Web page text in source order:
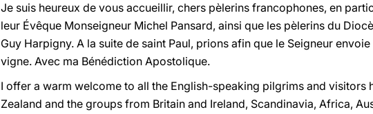
Je suis heureux de vous accueillir, chers pèlerins francophones, en
leur Évêque Monseigneur Michel Pansard, ainsi que les pèlerins du
Guy Harpigny. A la suite de saint Paul, prions afin que le Seigneur
vigne. Avec ma Bénédiction Apostolique.
I offer a warm welcome to all the English-speaking pilgrims and
Zealand and the groups from Britain and Ireland, Scandinavia, Africa,